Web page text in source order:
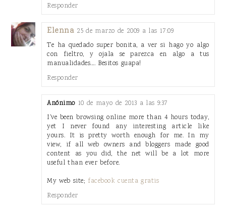
Responder
Elenna 25 de marzo de 2009 a las 17:09
Te ha quedado super bonita, a ver si hago yo algo
con fieltro, y ojala se parezca en algo a tus
manualidades.... Besitos guapa!
Responder
Anónimo 10 de mayo de 2013 a las 9:37
I've been browsing online more than 4 hours today,
yet I never found any interesting article like
yours. It is pretty worth enough for me. In my
view, if all web owners and bloggers made good
content as you did, the net will be a lot more
useful than ever before.
My web site; facebook cuenta gratis
Responder